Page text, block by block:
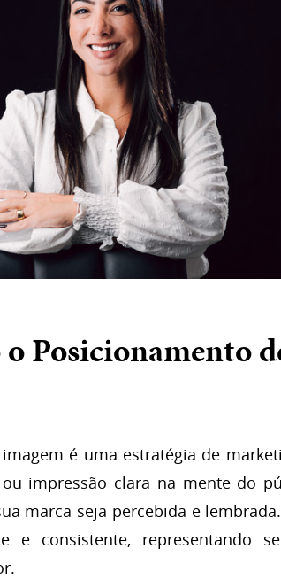
Posicionamento
é uma estratégia de
impressão clara na mente do
marca seja percebida e
e consistente, representando